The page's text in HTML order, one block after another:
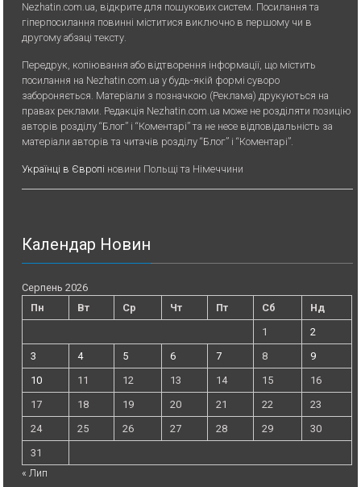
Nezhatin.com.ua, відкрите для пошукових систем. Посилання та
гіперпосилання повинні міститися виключно в першому чи в
другому абзаці тексту.
Передрук, копiювання або вiдтворення iнформацiї, що мiстить
посилання на Nezhatin.com.ua у будь-якiй формi суворо
забороняється. Матеріали з позначкою (Реклама) друкуються на
правах реклами. Редакція Nezhatin.com.ua може не розділяти позицію
авторів розділу “Блог” і “Коментарі” та не несе відповідальність за
матеріали авторів та читачів розділу “Блог” і “Коментарі”.
Українці в Європі новини Польщі та Німеччини
Календар Новин
Серпень 2026
Пн
Вт Ср Чт Пт Сб
Нд
1
2
3
4 5 6 7 8
9
10
11 12 13 14 15
16
17
18 19 20 21 22
23
24
25 26 27 28 29
30
31
« Лип